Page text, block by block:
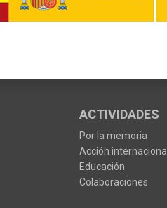
ACTIVIDADES
Por la memoria
Acción internacional
Educación
Colaboraciones